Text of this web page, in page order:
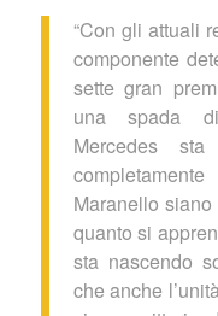
“Con gli attuali
componente
sette gran
una spada
Mercedes
Maranello
quanto si
sta nascendo
che anche